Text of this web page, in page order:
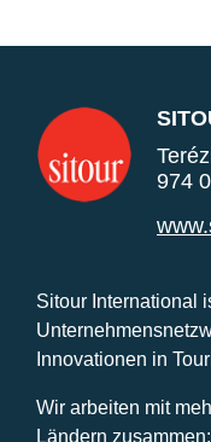
974
Sitour International
Innovationen in
Wir arbeiten mit
Ländern